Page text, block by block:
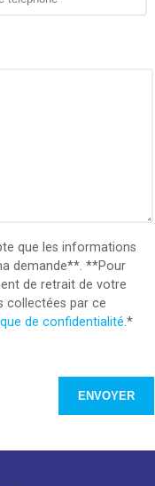
que les informations
demande**. **Pour
de retrait de votre
collectées par ce
de confidentialité.*